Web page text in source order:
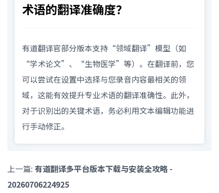
术语的翻译准确度？
有道翻译官部分版本支持“领域翻译”模型（如
“学术论文”、“生物医学”等）。在翻译前，您
可以尝试在设置中选择与您录音内容最相关的领
域，这能有效提升专业术语的翻译准确性。此外，
对于识别出的关键术语，务必利用文本编辑功能进
行手动修正。
上一篇: 有道翻译多平台版本下载与安装全攻略 -
20260706224925